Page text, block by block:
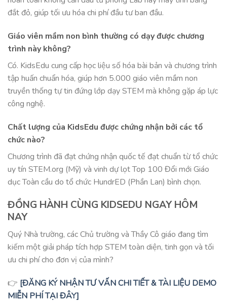
đắt đỏ, giúp tối ưu hóa chi phí đầu tư ban đầu.
Giáo viên mầm non bình thường có dạy được chương
trình này không?
Có. KidsEdu cung cấp học liệu số hóa bài bản và chương trình
tập huấn chuẩn hóa, giúp hơn 5.000 giáo viên mầm non
truyền thống tự tin đứng lớp dạy STEM mà không gặp áp lực
công nghệ.
Chất lượng của KidsEdu được chứng nhận bởi các tổ
chức nào?
Chương trình đã đạt chứng nhận quốc tế đạt chuẩn từ tổ chức
uy tín STEM.org (Mỹ) và vinh dự lọt Top 100 Đổi mới Giáo
dục Toàn cầu do tổ chức HundrED (Phần Lan) bình chọn.
ĐỒNG HÀNH CÙNG KIDSEDU NGAY HÔM
NAY
Quý Nhà trường, các Chủ trường và Thầy Cô giáo đang tìm
kiếm một giải pháp tích hợp STEM toàn diện, tinh gọn và tối
ưu chi phí cho đơn vị của mình?
👉 [ĐĂNG KÝ NHẬN TƯ VẤN CHI TIẾT & TÀI LIỆU DEMO
MIỄN PHÍ TẠI ĐÂY]